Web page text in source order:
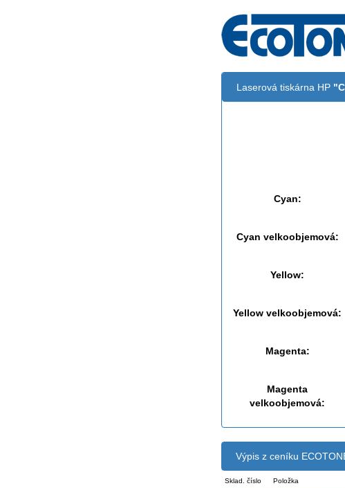
Laserová tiskárna HP
Cyan:
Cyan velkoobjemová:
Yellow:
Yellow velkoobjemová:
Magenta:
Magenta
velkoobjemová:
Výpis z ceníku
Sklad. číslo Položka